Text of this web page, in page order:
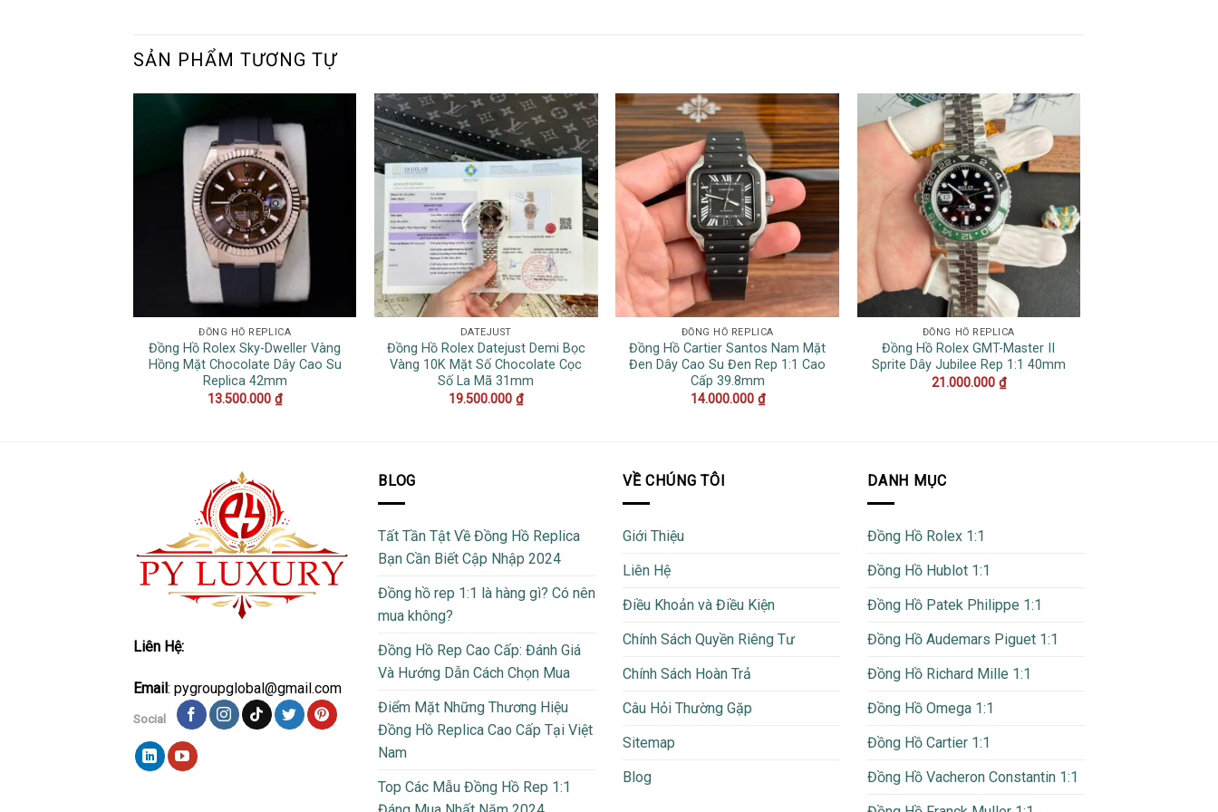
SẢN PHẨM TƯƠNG TỰ
ĐỒNG HỒ REPLICA
Đồng Hồ Rolex Sky-Dweller Vàng
Hồng Mặt Chocolate Dây Cao Su
Replica 42mm
13.500.000₫
DATEJUST
Đồng Hồ Rolex Datejust Demi Bọc
Vàng 10K Mặt Số Chocolate Cọc
Số La Mã 31mm
19.500.000₫
ĐỒNG HỒ REPLICA
Đồng Hồ Cartier Santos Nam Mặt
Đen Dây Cao Su Đen Rep 1:1 Cao
Cấp 39.8mm
14.000.000 ₫
ĐỒNG HỒ REPLICA
Đồng Hồ Rolex GMT-Master II
Sprite Dây Jubilee Rep 1:1 40mm
21.000.000 ₫
Liên Hệ:
Email: pygroupglobal@gmail.com
Social
BLOG
Tất Tần Tật Về Đồng Hồ Replica
Bạn Cần Biết Cập Nhập 2024
Đồng hồ rep 1:1 là hàng gì? Có nên
mua không?
Đồng Hồ Rep Cao Cấp: Đánh Giá
Và Hướng Dẫn Cách Chọn Mua
Điểm Mặt Những Thương Hiệu
Đồng Hồ Replica Cao Cấp Tại Việt
Nam
Top Các Mẫu Đồng Hồ Rep 1:1
VỀ CHÚNG TÔI
Giới Thiệu
Liên Hệ
Điều Khoản và Điều Kiện
Chính Sách Quyền Riêng Tư
Chính Sách Hoàn Trả
Câu Hỏi Thường Gặp
Sitemap
Blog
DANH MỤC
Đồng Hồ Rolex 1:1
Đồng Hồ Hublot 1:1
Đồng Hồ Patek Philippe 1:1
Đồng Hồ Audemars Piguet 1:1
Đồng Hồ Richard Mille 1:1
Đồng Hồ Omega 1:1
Đồng Hồ Cartier 1:1
Đồng Hồ Vacheron Constantin 1:1